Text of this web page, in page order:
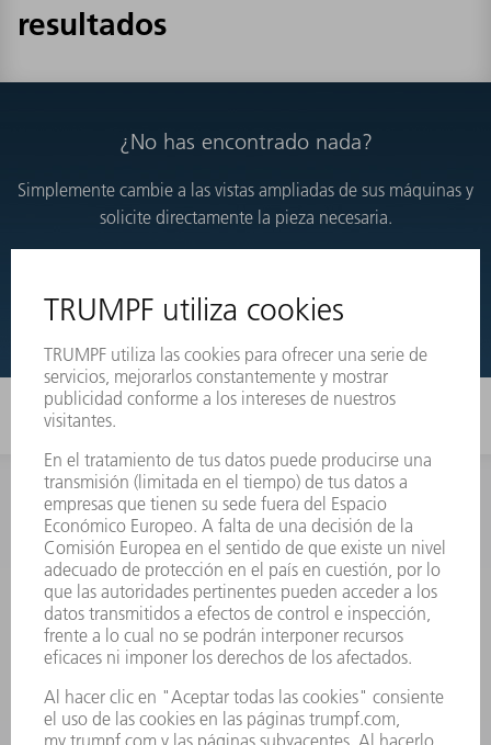
resultados
¿No has encontrado nada?
Simplemente cambie a las vistas ampliadas de sus máquinas y
solicite directamente la pieza necesaria.
VISTAS DESARROLLADAS
INFORMACIÓN
Preguntas más frecuentes
Condiciones generales de venta
CONTACTO
Departamento de Repuestos
+34 91 657 36 70
Viernes de 8h – 17h
repuestos@es.trumpf.com
CONTACTO